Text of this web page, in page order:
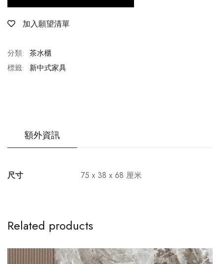
加入願望清單
分類: 茶水櫃
標籤: 新中式家具
額外資訊
尺寸 75 x 38 x 68 厘米
Related products